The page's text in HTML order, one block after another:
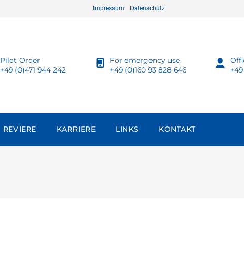
Impressum Datenschutz
Pilot Order
+49 (0)471 944 242
For emergency use
+49 (0)160 93 828 646
REVIERE KARRIERE LINKS KONTAKT